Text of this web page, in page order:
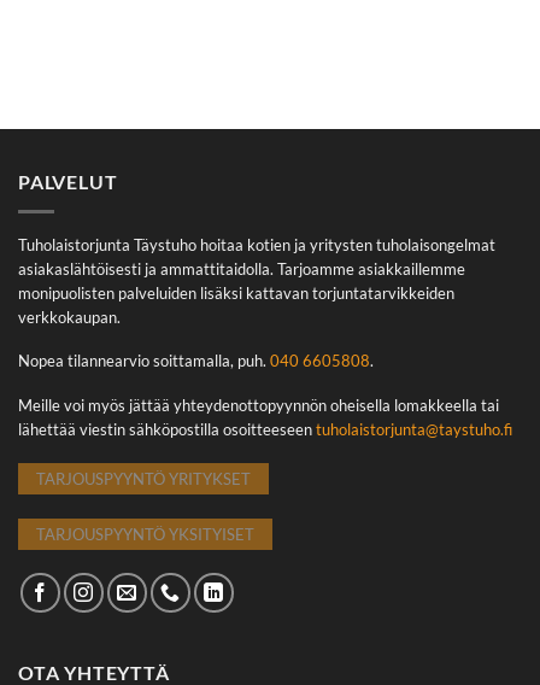
PALVELUT
Tuholaistorjunta Täystuho hoitaa kotien ja yritysten tuholaisongelmat
asiakaslähtöisesti ja ammattitaidolla. Tarjoamme asiakkaillemme
monipuolisten palveluiden lisäksi kattavan torjuntatarvikkeiden
verkkokaupan.
Nopea tilannearvio soittamalla, puh. 040 6605808.
Meille voi myös jättää yhteydenottopyynnön oheisella lomakkeella tai
lähettää viestin sähköpostilla osoitteeseentuholaistorjunta@taystuho.fi
TARJOUSPYYNTÖ YRITYKSET
TARJOUSPYYNTÖ YKSITYISET
OTA YHTEYTTÄ